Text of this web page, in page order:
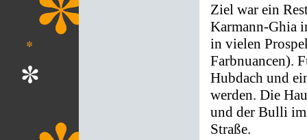
Ziel war ein
Karmann-Ghia
in vielen
Farbnuancen).
Hubdach und
werden. Die
und der Bulli
Straße.